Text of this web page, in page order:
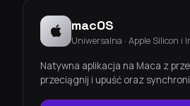
macOS
Uniwersalna · Apple Silicon i
Natywna aplikacja na Maca z
przeciągnij i upuść oraz